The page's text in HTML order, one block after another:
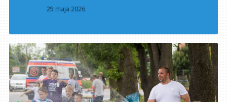
29 maja 2026